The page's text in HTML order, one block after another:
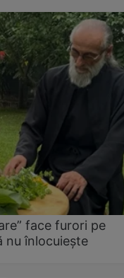
face furori pe
nu înlocuiește